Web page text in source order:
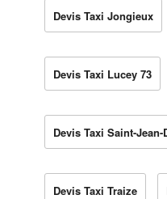
Devis Taxi Jongieux
Devis Taxi Lucey 73
Devis Taxi Saint-Jean-
Devis Taxi Traize